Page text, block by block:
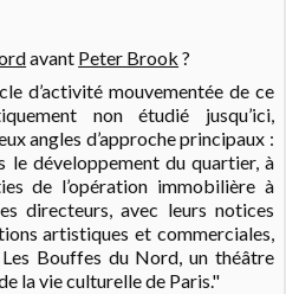
avant Peter Brook ?
d’activité mouvementée de ce
non étudié jusqu’ici,
angles d’approche principaux :
le développement du quartier, à
de l’opération immobilière à
directeurs, avec leurs notices
artistiques et commerciales,
Bouffes du Nord, un théâtre
la vie culturelle de Paris."